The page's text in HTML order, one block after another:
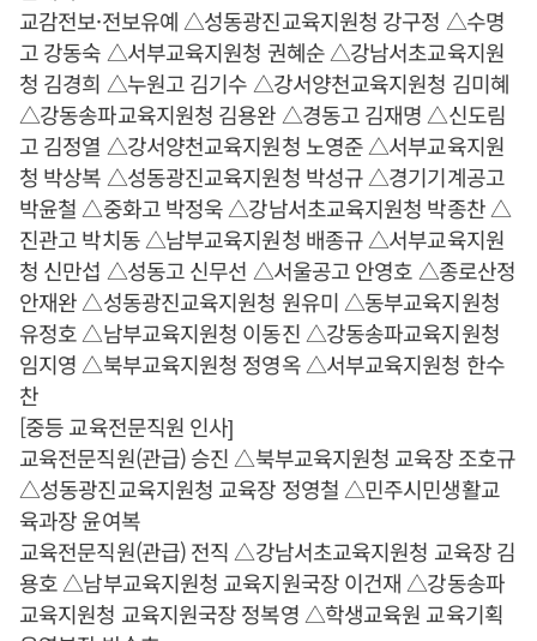
교감전보·전보유예 △성동광진교육지원청 강구정 △수명
고 강동숙 △서부교육지원청 권혜순 △강남서초교육지원
청 김경희 △누원고 김기수 △강서양천교육지원청 김미혜
△강동송파교육지원청 김용완 △경동고 김재명 △신도림
고 김정열 △강서양천교육지원청 노영준 △서부교육지원
청 박상복 △성동광진교육지원청 박성규 △경기기계공고
박윤철 △중화고 박정욱 △강남서초교육지원청 박종찬 △
진관고 박치동 △남부교육지원청 배종규 △서부교육지원
청 신만섭 △성동고 신무선 △서울공고 안영호 △종로산정
안재완 △성동광진교육지원청 원유미 △동부교육지원청
유정호 △남부교육지원청 이동진 △강동송파교육지원청
임지영 △북부교육지원청 정영옥 △서부교육지원청 한수
찬
[중등 교육전문직원 인사]
교육전문직원(관급) 승진 △북부교육지원청 교육장 조호규
△성동광진교육지원청 교육장 정영철 △민주시민생활교
육과장 윤여복
교육전문직원(관급) 전직 △강남서초교육지원청 교육장 김
용호 △남부교육지원청 교육지원국장 이건재 △강동송파
교육지원청 교육지원국장 정복영 △학생교육원 교육기획